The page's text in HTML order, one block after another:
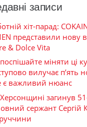
записи
хіт-парад:
представили нову
& Dolce Vita
міняти ці
вилучає п’ять
є важливий нюанс
загинув
сержант Сергій